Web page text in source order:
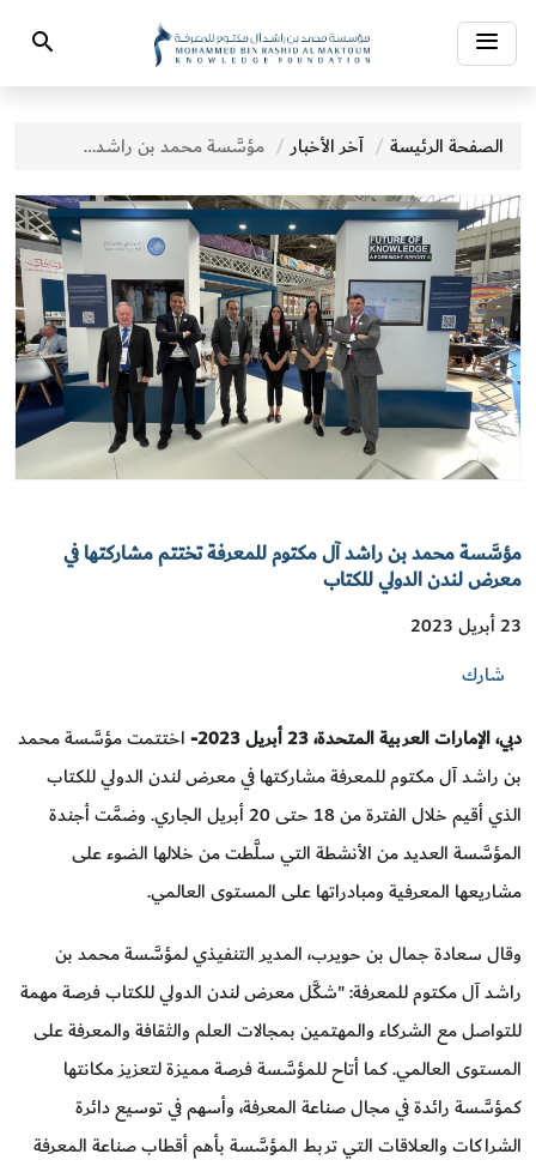
Toggle
navigation
Search
الصفحة الرئيسة آخر الأخبار مؤسَّسة محمد بن راشد آل مكتوم للمعرفة تختتم مشاركتها في معرض لندن الدولي للكتاب
مؤسَّسة محمد بن راشد آل مكتوم للمعرفة تختتم مشاركتها في
معرض لندن الدولي للكتاب
23 أبريل 2023
شارك
دبي، الإمارات العربية المتحدة،23أبريل 2023-
اختتمت مؤسَّسة محمد
بن راشد آل مكتوم للمعرفة مشاركتها في معرض لندن الدولي للكتاب
الذي أقيم خلال الفترة من 18 حتى 20 أبريل الجاري. وضمَّت أجندة
المؤسَّسة العديد من الأنشطة التي سلَّطت من خلالها الضوء على
مشاريعها المعرفية ومبادراتها على المستوى العالمي.
وقال سعادة جمال بن حويرب، المدير التنفيذي لمؤسَّسة محمد بن
راشد آل مكتوم للمعرفة: "شكَّل معرض لندن الدولي للكتاب فرصة مهمة
للتواصل مع الشركاء والمهتمين بمجالات العلم والثقافة والمعرفة على
المستوى العالمي. كما أتاح للمؤسَّسة فرصة مميزة لتعزيز مكانتها
كمؤسَّسة رائدة في مجال صناعة المعرفة، وأسهم في توسيع دائرة
الشراكات والعلاقات التي تربط المؤسَّسة بأهم أقطاب صناعة المعرفة